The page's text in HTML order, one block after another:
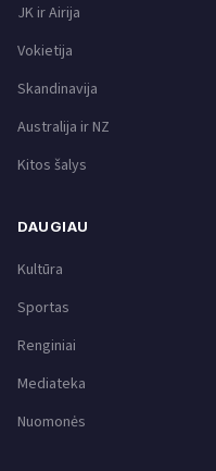
JK ir Airija
Vokietija
Skandinavija
Australija ir NZ
Kitos šalys
DAUGIAU
Kultūra
Sportas
Renginiai
Mediateka
Nuomonės